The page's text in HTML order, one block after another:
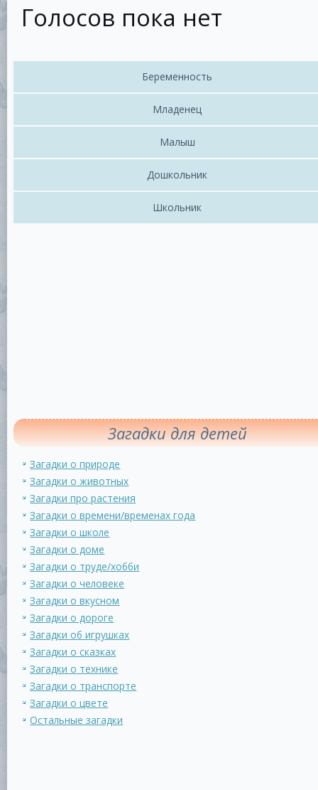
Голосов пока нет
Беременность
Младенец
Малыш
Дошкольник
Школьник
Загадки для детей
Загадки о природе
Загадки о животных
Загадки про растения
Загадки о времени/временах года
Загадки о школе
Загадки о доме
Загадки о труде/хобби
Загадки о человеке
Загадки о вкусном
Загадки о дороге
Загадки об игрушках
Загадки о сказках
Загадки о технике
Загадки о транспорте
Загадки о цвете
Остальные загадки